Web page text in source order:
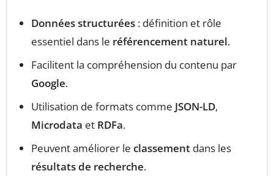
Données structurées : définition et rôle
essentiel dans le référencement naturel.
Facilitent la compréhension du contenu par
Google.
Utilisation de formats comme JSON-LD,
Microdata et RDFa.
Peuvent améliorer le classement dans les
résultats de recherche.